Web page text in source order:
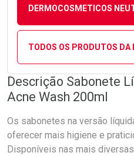
DERMOCOSMETICOS
TODOS OS PRODUTOS DA
Descrição Sabonete
Acne Wash 200ml
Os sabonetes na versão
oferecer mais higiene e
Disponíveis nas mais